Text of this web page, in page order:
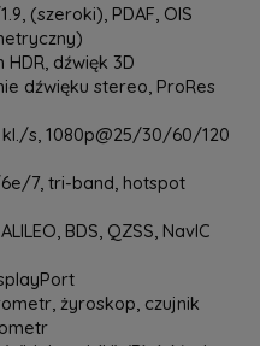
(szeroki), PDAF, OIS
HDR, dźwięk 3D
dźwięku stereo, ProRes
s, 1080p@25/30/60/120
7, tri-band, hotspot
BDS, QZSS, NavIC
żyroskop, czujnik